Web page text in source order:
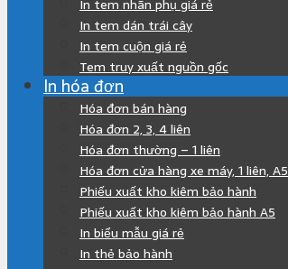
In tem nhãn phụ giá rẻ
In tem dán trái cây
In tem cuộn giá rẻ
Tem truy xuất nguồn gốc
In hóa đơn
Hóa đơn bán hàng
Hóa đơn 2, 3, 4 liên
Hóa đơn thường – 1 liên
Hóa đơn cửa hàng xe máy, 1 liên, A5
Phiếu xuất kho kiêm bảo hành
Phiếu xuất kho kiêm bảo hành A5
In biểu mẫu giá rẻ
In thẻ bảo hành